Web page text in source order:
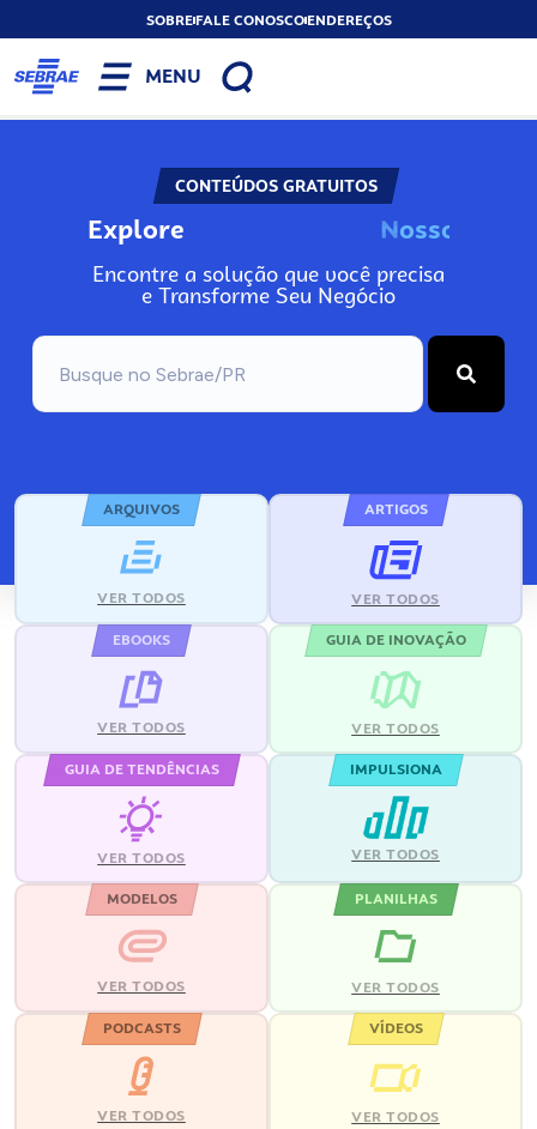
SOBREFALE CONOSCOENDEREÇOS
MENU
CONTEÚDOS GRATUITOS
Explore Nossa
Encontre a solução que você precisa
e Transforme Seu Negócio
ARQUIVOS
VER TODOS
ARTIGOS
VER TODOS
EBOOKS
VER TODOS
GUIA DE INOVAÇÃO
VER TODOS
GUIA DE TENDÊNCIAS
VER TODOS
IMPULSIONA
VER TODOS
MODELOS
VER TODOS
PLANILHAS
VER TODOS
PODCASTS
VER TODOS
VÍDEOS
VER TODOS